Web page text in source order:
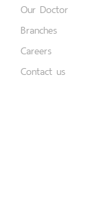
Our Doctor
Branches
Careers
Contact us